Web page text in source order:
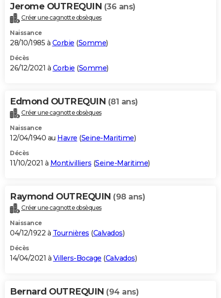
Jerome OUTREQUIN (36 ans)
Créer une cagnotte obsèques
Naissance
28/10/1985 à Corbie (Somme)
Décès
26/12/2021 à Corbie (Somme)
Edmond OUTREQUIN (81 ans)
Créer une cagnotte obsèques
Naissance
12/04/1940 au Havre (Seine-Maritime)
Décès
11/10/2021 à Montivilliers (Seine-Maritime)
Raymond OUTREQUIN (98 ans)
Créer une cagnotte obsèques
Naissance
04/12/1922 à Tournières (Calvados)
Décès
14/04/2021 à Villers-Bocage (Calvados)
Bernard OUTREQUIN (94 ans)